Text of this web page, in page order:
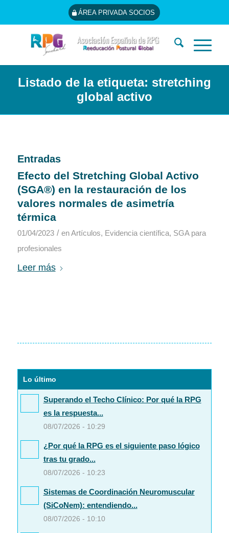
ÁREA PRIVADA SOCIOS
Listado de la etiqueta: stretching
global activo
Entradas
Efecto del Stretching Global Activo
(SGA®) en la restauración de los
valores normales de asimetría
térmica
01/04/2023 / enArtículos, Evidencia científica, SGA para
profesionales
Leer más
Lo último
Superando el Techo Clínico: Por qué la RPG
es la respuesta...
08/07/2026 - 10:29
¿Por qué la RPG es el siguiente paso lógico
tras tu grado...
08/07/2026 - 10:23
Sistemas de Coordinación Neuromuscular
(SiCoNem): entendiendo...
08/07/2026 - 10:10